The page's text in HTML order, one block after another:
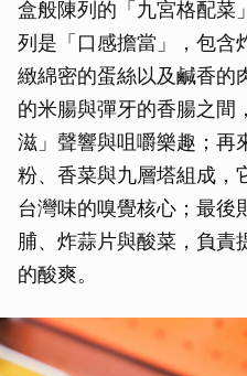
盒般陳列的「九宮格配菜
列是「口感擔當」，包含
緻綿密的蛋絲以及鹹香的
的米腸與彈牙的香腸之間
滋」聲響與咀嚼樂趣；再
粉、香菜與九層塔組成，
台灣味的嗅覺核心；最後
脯、炸蒜片與酸菜，負責
的酸爽。
取消